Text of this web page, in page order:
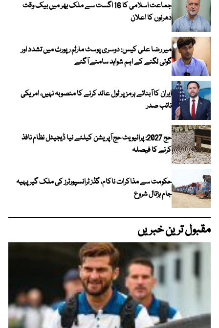
جماعت اسلامی کا 16 اگست سے ملک بھر میں بیک وقت
دھرنوں کا اعلان
میر رضا علی کیس: دوسری پوسٹ مارٹم رپورٹ میں تشدد اور
گولی لگنے کے اہم شواہد سامنے آگئے
ایران کا آبنائے ہرمز پر ٹول عائد کرنے کا منصوبہ نہیں، امریکی
نائب صدر
حج 2027: پرائیویٹ حج آپریشن کیلئے نیا ڈیجیٹل نظام نافذ
کرنے کا فیصلہ
حکومت سے مذاکرات ناکام، گڈز ٹرانسپورٹرز کی ملک گیر پہیہ
جام ہڑتال شروع
مقبول ترین خبریں